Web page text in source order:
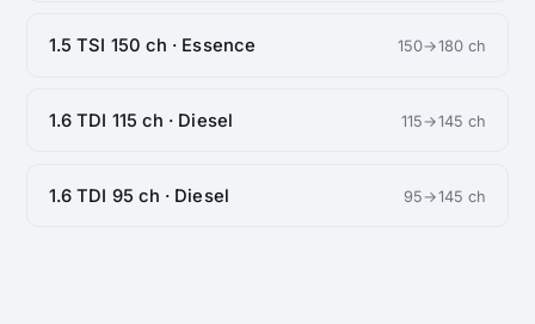
1.5 TSI 150 ch · Essence 150→180 ch
1.6 TDI 115 ch · Diesel 115→145 ch
1.6 TDI 95 ch · Diesel 95→145 ch